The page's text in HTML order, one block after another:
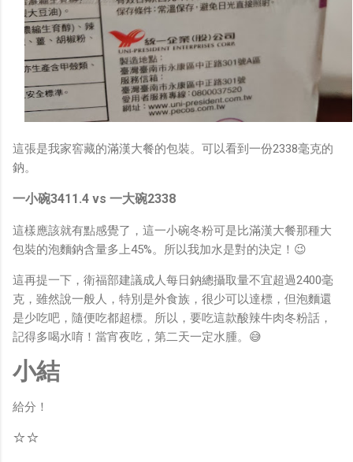
這張是我家窖藏的滿漢大餐的包裝。可以看到一份2338毫克的
鈉。
一小碗3411.4 vs 一大碗2338
這樣應該就有點感覺了，這一小碗冬粉可是比滿漢大餐那種大
包裝的泡麵鈉含量多上45%。所以我加水是對的決定！😉
這再提一下，衛福部建議成人每日鈉總攝取量不宜超過2400毫
克，雖然說一般人，特別是外食族，很少可以達標，但泡麵還
是少吃吧，隨便吃都超標。所以，要吃這款酸辣牛肉冬粉話，
記得多喝水唷！當宵夜吃，第二天一定水腫。😅
小結
給分！
⭐⭐